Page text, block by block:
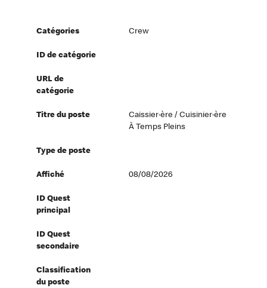
Catégories Crew
ID de catégorie
URL de
catégorie
Titre du poste
Caissier·ère / Cuisinier·ère
À Temps Pleins
Type de poste
Affiché 08/08/2026
ID Quest
principal
ID Quest
secondaire
Classification
du poste